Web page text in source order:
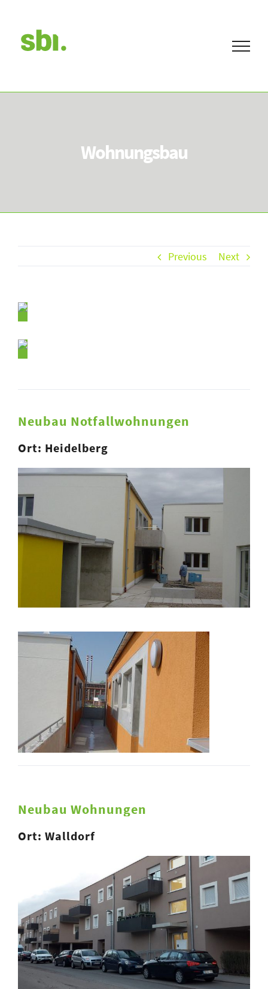
content
Wohnungsbau
Previous Next
Neubau Notfallwohnungen
Ort: Heidelberg
Neubau Wohnungen
Ort: Walldorf